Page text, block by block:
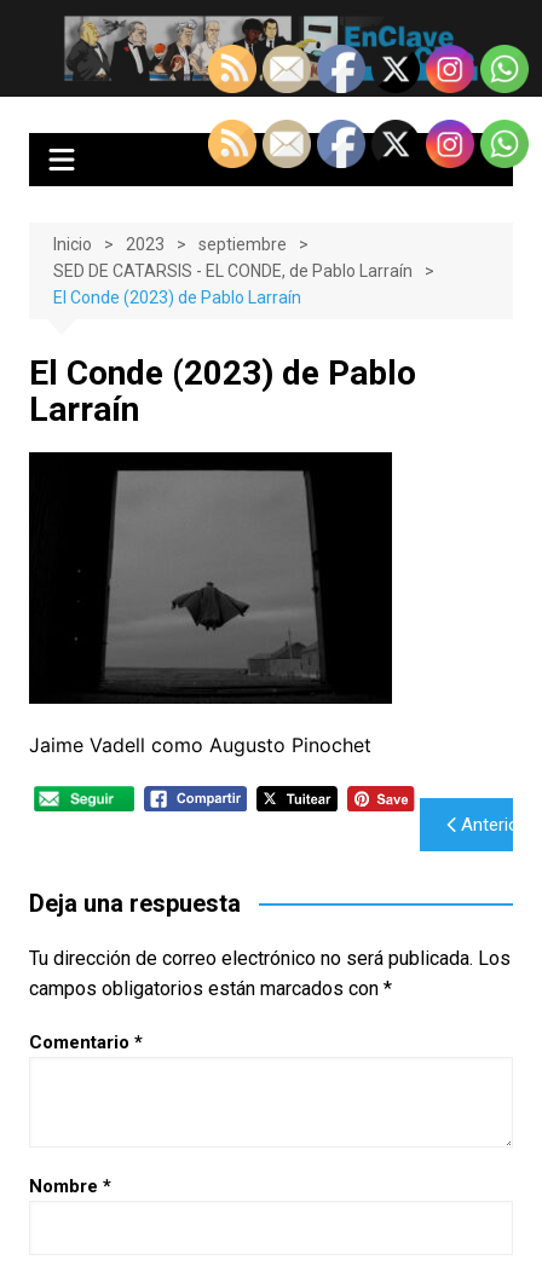
contenido
EnClave de Cine
Crítica cinematográfica y audiovisual. Punto de encuentro para los
amantes del cine y las series
Inicio 2023
septiembre
SED DE CATARSIS - EL CONDE, de Pablo Larraín
El Conde (2023) de Pablo Larraín
El Conde (2023) de Pablo
Larraín
Jaime Vadell como Augusto Pinochet
Navegación
entradas
Anterior
Deja una respuesta
Tu dirección de correo electrónico no será publicada. Los
campos obligatorios están marcados con *
Comentario *
Nombre *